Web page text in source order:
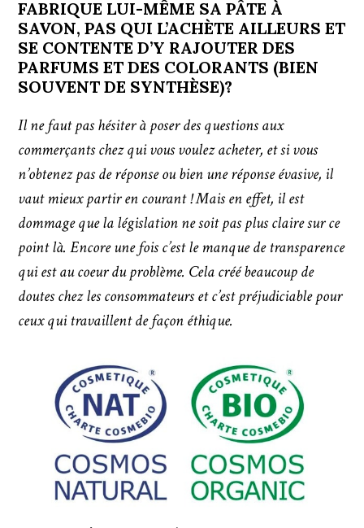
FABRIQUE LUI-MÊME SA PÂTE À
SAVON, PAS QUI L’ACHÈTE AILLEURS ET
SE CONTENTE D’Y RAJOUTER DES
PARFUMS ET DES COLORANTS (BIEN
SOUVENT DE SYNTHÈSE)?
Il ne faut pas hésiter à poser des questions aux
commerçants chez qui vous voulez acheter, et si vous
n’obtenez pas de réponse ou bien une réponse évasive, il
vaut mieux partir en courant ! Mais en effet, il est
dommage que la législation ne soit pas plus claire sur ce
point là. Encore une fois c’est le manque de transparence
qui est au coeur du problème. Cela créé beaucoup de
doutes chez les consommateurs et c’est préjudiciable pour
ceux qui travaillent de façon éthique.